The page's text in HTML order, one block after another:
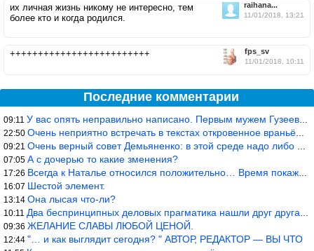
raihana...
11/01/2018, 13:21
их личная жизнь никому не интересно, тем
более кто и когда родился.
fps_sv
11/01/2018, 10:11
+++++++++++++++++++++++++
Последние комментарии
09:11 У вас опять неправильно написано. Первым мужем Гузеевой был Илья
22:50 Очень неприятно встречать в текстах откровенное враньё… Конкретн
09:21 Очень верный совет Демьяненко: в этой среде надо либо иметь зубы
07:05 А с дочерью то какие зменения?
17:26 Всегда к Наталье относился положительно… Время покажет, что буде
16:07 Шестой элемент.
13:14 Она лысая что-ли?
10:11 Два беспринципных деловых прагматика нашли друг друга и «остепен
09:36 ЖЕЛАНИЕ СЛАВЫ ЛЮБОЙ ЦЕНОЙ.
12:44 "… и как выглядит сегодня? " АВТОР, РЕДАКТОР — ВЫ ЧТО